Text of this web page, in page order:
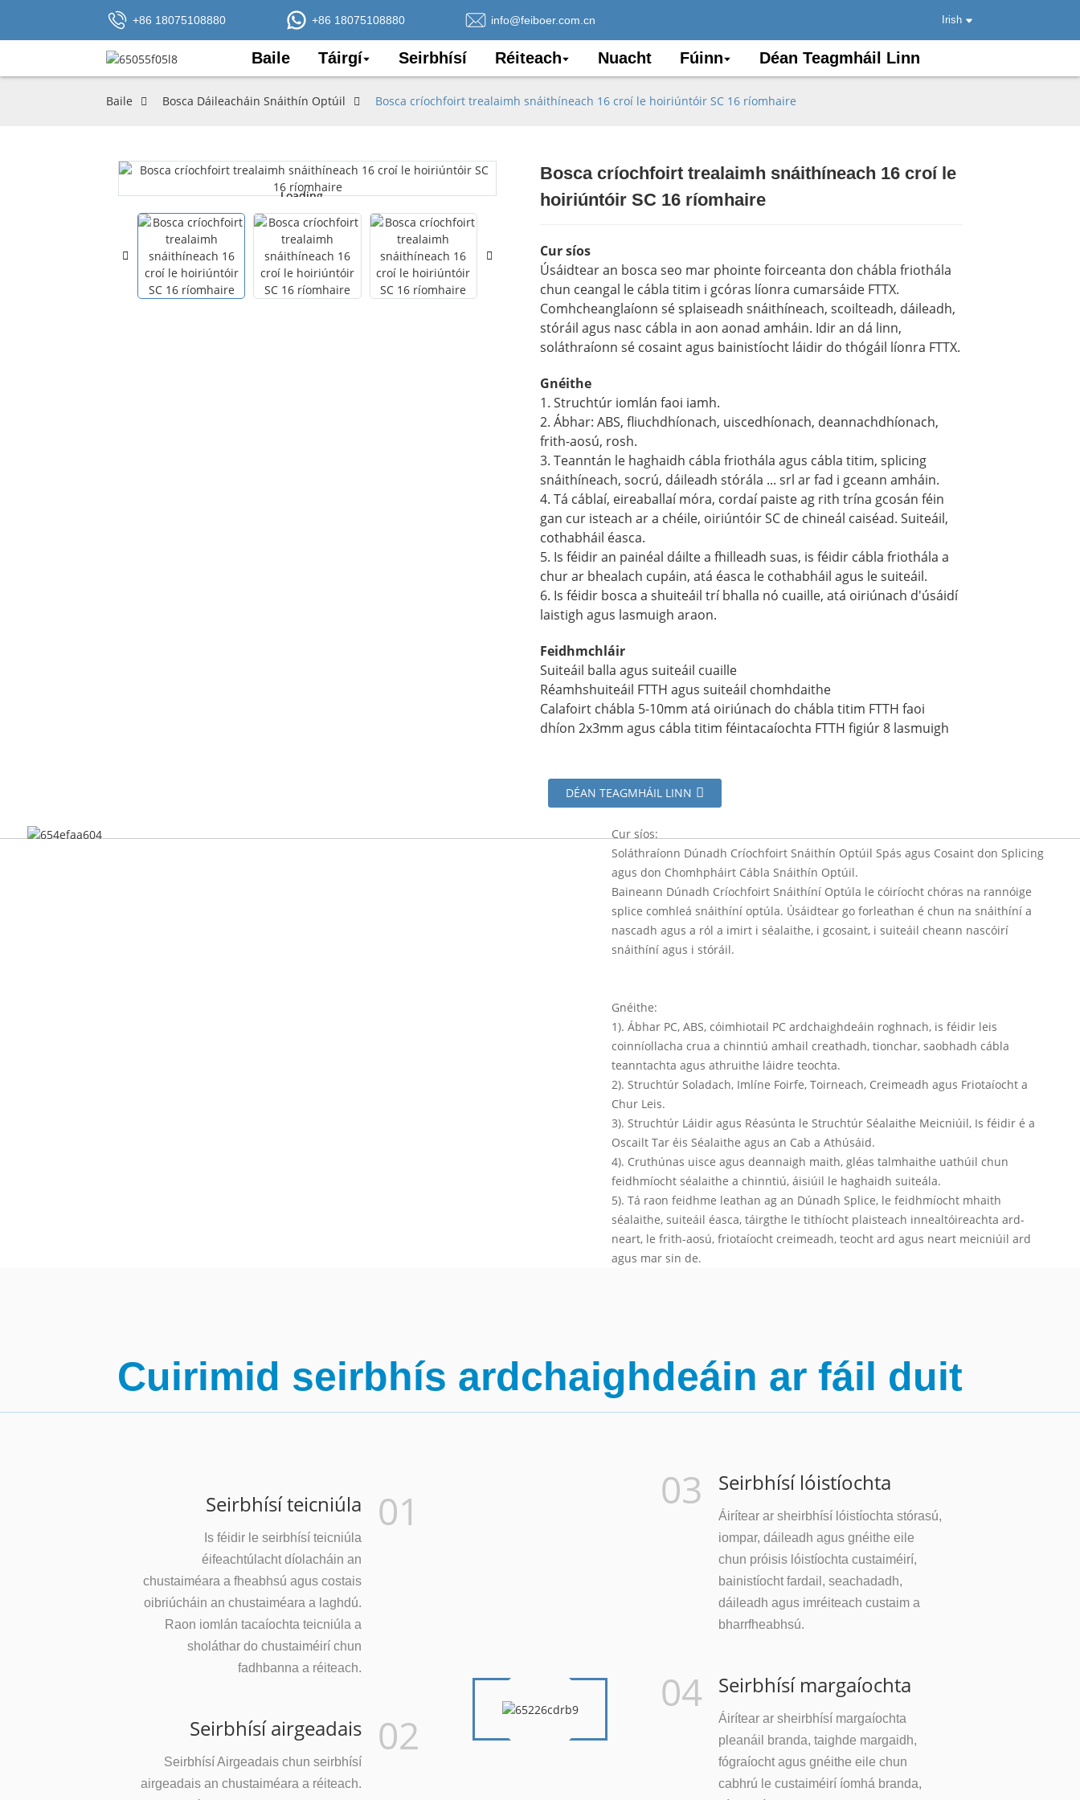
+86 18075108880 +86 18075108880 info@feiboer.com.cn Irish
Baile Táirgí Seirbhísí Réiteach Nuacht Fúinn Déan Teagmháil Linn
Baile Bosca Dáileacháin Snáithín Optúil Bosca críochfoirt trealaimh snáithíneach 16 croí le hoiriúntóir SC 16 ríomhaire
Loading...
Loading... Loading...
Loading...
Bosca críochfoirt trealaimh snáithíneach 16 croí le
hoiriúntóir SC 16 ríomhaire
Cur síos
Úsáidtear an bosca seo mar phointe foirceanta don chábla friothála
chun ceangal le cábla titim i gcóras líonra cumarsáide FTTX.
Comhcheanglaíonn sé splaiseadh snáithíneach, scoilteadh, dáileadh,
stóráil agus nasc cábla in aon aonad amháin. Idir an dá linn,
soláthraíonn sé cosaint agus bainistíocht láidir do thógáil líonra FTTX.
Gnéithe
1. Struchtúr iomlán faoi iamh.
2. Ábhar: ABS, fliuchdhíonach, uiscedhíonach, deannachdhíonach,
frith-aosú, rosh.
3. Teanntán le haghaidh cábla friothála agus cábla titim, splicing
snáithíneach, socrú, dáileadh stórála ... srl ar fad i gceann amháin.
4. Tá cáblaí, eireaballaí móra, cordaí paiste ag rith trína gcosán féin
gan cur isteach ar a chéile, oiriúntóir SC de chineál caiséad. Suiteáil,
cothabháil éasca.
5. Is féidir an painéal dáilte a fhilleadh suas, is féidir cábla friothála a
chur ar bhealach cupáin, atá éasca le cothabháil agus le suiteáil.
6. Is féidir bosca a shuiteáil trí bhalla nó cuaille, atá oiriúnach d'úsáidí
laistigh agus lasmuigh araon.
Feidhmchláir
Suiteáil balla agus suiteáil cuaille
Réamhshuiteáil FTTH agus suiteáil chomhdaithe
Calafoirt chábla 5-10mm atá oiriúnach do chábla titim FTTH faoi
dhíon 2x3mm agus cábla titim féintacaíochta FTTH figiúr 8 lasmuigh
DÉAN TEAGMHÁIL LINN
Cur síos:
Soláthraíonn Dúnadh Críochfoirt Snáithín Optúil Spás agus Cosaint don Splicing
agus don Chomhpháirt Cábla Snáithín Optúil.
Baineann Dúnadh Críochfoirt Snáithíní Optúla le cóiríocht chóras na rannóige
splice comhleá snáithíní optúla. Úsáidtear go forleathan é chun na snáithíní a
nascadh agus a ról a imirt i séalaithe, i gcosaint, i suiteáil cheann nascóirí
snáithíní agus i stóráil.
Gnéithe:
1). Ábhar PC, ABS, cóimhiotail PC ardchaighdeáin roghnach, is féidir leis
coinníollacha crua a chinntiú amhail creathadh, tionchar, saobhadh cábla
teanntachta agus athruithe láidre teochta.
2). Struchtúr Soladach, Imlíne Foirfe, Toirneach, Creimeadh agus Friotaíocht a
Chur Leis.
3). Struchtúr Láidir agus Réasúnta le Struchtúr Séalaithe Meicniúil, Is féidir é a
Oscailt Tar éis Séalaithe agus an Cab a Athúsáid.
4). Cruthúnas uisce agus deannaigh maith, gléas talmhaithe uathúil chun
feidhmíocht séalaithe a chinntiú, áisiúil le haghaidh suiteála.
5). Tá raon feidhme leathan ag an Dúnadh Splice, le feidhmíocht mhaith
séalaithe, suiteáil éasca, táirgthe le tithíocht plaisteach innealtóireachta ard-
neart, le frith-aosú, friotaíocht creimeadh, teocht ard agus neart meicniúil ard
agus mar sin de.
Cuirimid seirbhís ardchaighdeáin ar fáil duit
01
Seirbhísí teicniúla
Is féidir le seirbhísí teicniúla
éifeachtúlacht díolacháin an
chustaiméara a fheabhsú agus costais
oibriúcháin an chustaiméara a laghdú.
Raon iomlán tacaíochta teicniúla a
sholáthar do chustaiméirí chun
fadhbanna a réiteach.
02
Seirbhísí airgeadais
Seirbhísí Airgeadais chun seirbhísí
airgeadais an chustaiméara a réiteach.
03 Seirbhísí lóistíochta
Áirítear ar sheirbhísí lóistíochta stórasú,
iompar, dáileadh agus gnéithe eile
chun próisis lóistíochta custaiméirí,
bainistíocht fardail, seachadadh,
dáileadh agus imréiteach custaim a
bharrfheabhsú.
04 Seirbhísí margaíochta
Áirítear ar sheirbhísí margaíochta
pleanáil branda, taighde margaidh,
fógraíocht agus gnéithe eile chun
cabhrú le custaiméirí íomhá branda,